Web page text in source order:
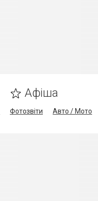
Афіша
Фотозвіти Авто / Мото